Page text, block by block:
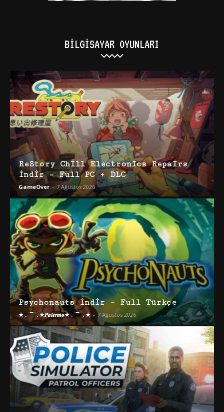
BILGISAYAR OYUNLARI
ReStory Chill Electronics Repairs
İndir – Full PC + DLC
GameOver - 7 Ağustos 2026
Psychonauts İndir – Full Türkçe
★·.·´¯`·.·★𝑷𝒂𝒍𝒆𝒓𝒎𝒐★·.·´¯`·.·★ - 7 Ağustos 2026